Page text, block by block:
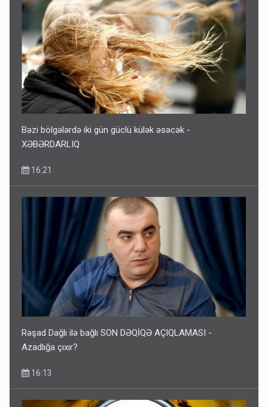
Bəzi bölgələrdə iki gün güclü külək əsəcək -
XƏBƏRDARLIQ
16:21
Rəşad Dağlı ilə bağlı SON DƏQİQƏ AÇIQLAMASI -
Azadlığa çıxır?
16:13